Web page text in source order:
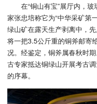
在“铜山有宝”展厅内，
家张忠培称它为“中华采矿第
绿山矿在露天生产剥离中，
将一把3.5公斤重的铜斧邮寄
况。经鉴定，铜斧属春秋时
古专家抵达铜绿山开展考古
的序幕。